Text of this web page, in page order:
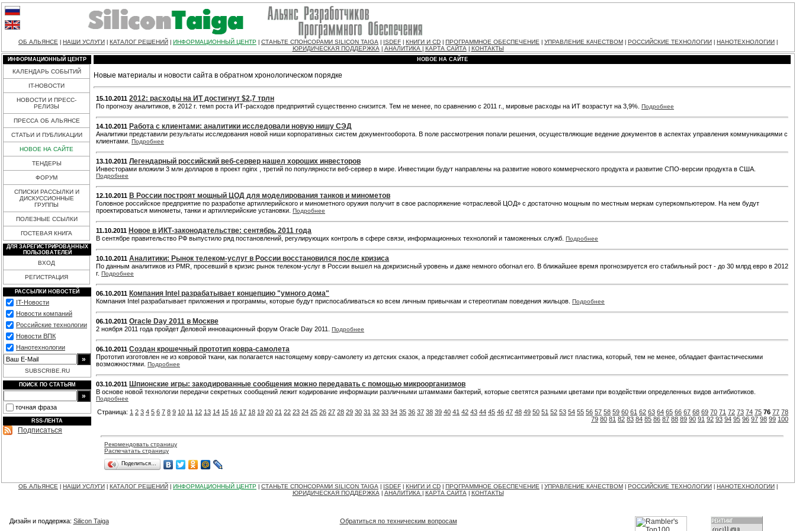
ОБ АЛЬЯНСЕ НАШИ УСЛУГИ КАТАЛОГ РЕШЕНИЙ ИНФОРМАЦИОННЫЙ ЦЕНТР СТАНЬТЕ СПОНСОРАМИ SILICON TAIGA ISDEF КНИГИ И CD ПРОГРАММНОЕ ОБЕСПЕЧЕНИЕ УПРАВЛЕНИЕ КАЧЕСТВОМ РОССИЙСКИЕ ТЕХНОЛОГИИ НАНОТЕХНОЛОГИИ
ЮРИДИЧЕСКАЯ ПОДДЕРЖКА| АНАЛИТИКА КАРТА САЙТА| КОНТАКТЫ
ИНФОРМАЦИОННЫЙ ЦЕНТР
КАЛЕНДАРЬ СОБЫТИЙ
IT-НОВОСТИ
НОВОСТИ И ПРЕСС-
РЕЛИЗЫ
ПРЕССА ОБ АЛЬЯНСЕ
СТАТЬИ И ПУБЛИКАЦИИ
НОВОЕ НА САЙТЕ
ТЕНДЕРЫ
ФОРУМ
СПИСКИ РАССЫЛКИ И
ДИСКУССИОННЫЕ
ГРУППЫ
ПОЛЕЗНЫЕ ССЫЛКИ
ГОСТЕВАЯ КНИГА
ДЛЯ ЗАРЕГИСТРИРОВАННЫХ
ПОЛЬЗОВАТЕЛЕЙ
ВХОД
РЕГИСТРАЦИЯ
РАССЫЛКИ НОВОСТЕЙ
IT-Новости
Новости компаний
Российские технологии
Новости ВПК
Нанотехнологии
SUBSCRIBE.RU
ПОИСК ПО СТАТЬЯМ
точная фраза
RSS-ЛЕНТА
Подписаться
НОВОЕ НА САЙТЕ
Новые материалы и новости сайта в обратном хронологическом порядке
15.10.2011 2012: расходы на ИТ достигнут $2,7 трлн
По прогнозу аналитиков, в 2012 г. темп роста ИТ-расходов предприятий существенно снизится. Тем не менее, по сравнению с 2011 г., мировые расходы на ИТ возрастут на 3,9%. Подробнее
14.10.2011 Работа с клиентами: аналитики исследовали новую нишу СЭД
Аналитики представили результаты исследования новой ниши корпоративных систем документооборота. В поле рассмотрения попали решения, осуществляющие ведение документов в аспектах управления коммуникациями с
клиентами. Подробнее
13.10.2011 Легендарный российский веб-сервер нашел хороших инвесторов
Инвесторами вложили 3 млн долларов в проект nginx , третий по популярности веб-сервер в мире. Инвестиции будут направлены на развитие нового коммерческого продукта и развитие СПО-версии продукта в США.
Подробнее
12.10.2011 В России построят мощный ЦОД для моделирования танков и минометов
Головное российское предприятие по разработке артиллерийского и минометного оружия получит в свое распоряжение «отраслевой ЦОД» с достаточно мощным по местным меркам суперкомпьютером. На нем будут
проектироваться минометы, танки и артиллерийские установки. Подробнее
11.10.2011 Новое в ИКТ-законодательстве: сентябрь 2011 года
В сентябре правительство РФ выпустило ряд постановлений, регулирующих контроль в сфере связи, информационных технологий и таможенных служб. Подробнее
10.10.2011 Аналитики: Рынок телеком-услуг в России восстановился после кризиса
По данным аналитиков из PMR, просевший в кризис рынок телеком-услуг в России вышел на докризисный уровень и даже немного обогнал его. В ближайшее время прогнозируется его стабильный рост - до 30 млрд евро в 2012
г. Подробнее
06.10.2011 Компания Intel разрабатывает концепцию "умного дома"
Компания Intel разрабатывает приложения и программы, которые будут приспосабливаться ко всем личным привычкам и стереотипам поведения жильцов. Подробнее
06.10.2011 Oracle Day 2011 в Москве
2 ноября 2011 года пройдет Деловой инновационный форум Oracle Day 2011. Подробнее
06.10.2011 Создан крошечный прототип ковра-самолета
Прототип изготовлен не из ковровой ткани, как полагается настоящему ковру-самолету из детских сказок, а представляет собой десятисантиметровый лист пластика, который, тем не менее, обладает фантастическими
возможностями. Подробнее
03.10.2011 Шпионские игры: закодированные сообщения можно передавать с помощью микроорганизмов
В основе новой технологии передачи секретных сообщений лежит кодирование информации различными штаммами бактерий, которые светятся разными цветами при воздействии определенных видов антибиотиков.
Подробнее
Страница: 1 2 3 4 5 6 7 8 9 10 11 12 13 14 15 16 17 18 19 20 21 22 23 24 25 26 27 28 29 30 31 32 33 34 35 36 37 38 39 40 41 42 43 44 45 46 47 48 49 50 51 52 53 54 55 56 57 58 59 60 61 62 63 64 65 66 67 68 69 70 71 72 73 74 75 76 77 78
79 80 81 82 83 84 85 86 87 88 89 90 91 92 93 94 95 96 97 98 99 100
Рекомендовать страницу
Распечатать страницу
Поделиться…
ОБ АЛЬЯНСЕ НАШИ УСЛУГИ КАТАЛОГ РЕШЕНИЙ ИНФОРМАЦИОННЫЙ ЦЕНТР СТАНЬТЕ СПОНСОРАМИ SILICON TAIGA ISDEF КНИГИ И CD ПРОГРАММНОЕ ОБЕСПЕЧЕНИЕ УПРАВЛЕНИЕ КАЧЕСТВОМ РОССИЙСКИЕ ТЕХНОЛОГИИ НАНОТЕХНОЛОГИИ
ЮРИДИЧЕСКАЯ ПОДДЕРЖКА| АНАЛИТИКА КАРТА САЙТА| КОНТАКТЫ
Дизайн и поддержка: Silicon Taiga Обратиться по техническим вопросам